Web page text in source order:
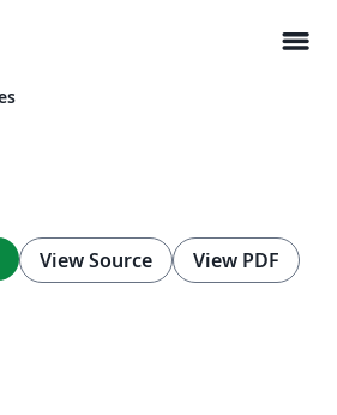
menu
View Source View PDF